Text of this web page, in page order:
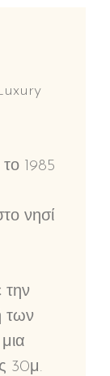
1985
νησί
την
των
30μ.